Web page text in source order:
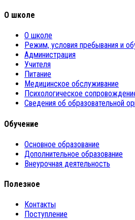
О школе
О школе
Режим, условия пребывания и
Администрация
Учителя
Питание
Медицинское обслуживание
Психологическое
Сведения об образовательной
Обучение
Основное образование
Дополнительное образование
Внеурочная деятельность
Полезное
Контакты
Поступление